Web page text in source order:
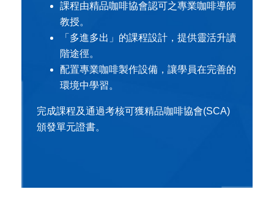
課程由精品咖啡協會認可之專業咖啡導師
教授。
「多進多出」的課程設計，提供靈活升讀
階途徑。
配置專業咖啡製作設備，讓學員在完善的
環境中學習。
完成課程及通過考核可獲精品咖啡協會(SCA)
頒發單元證書。